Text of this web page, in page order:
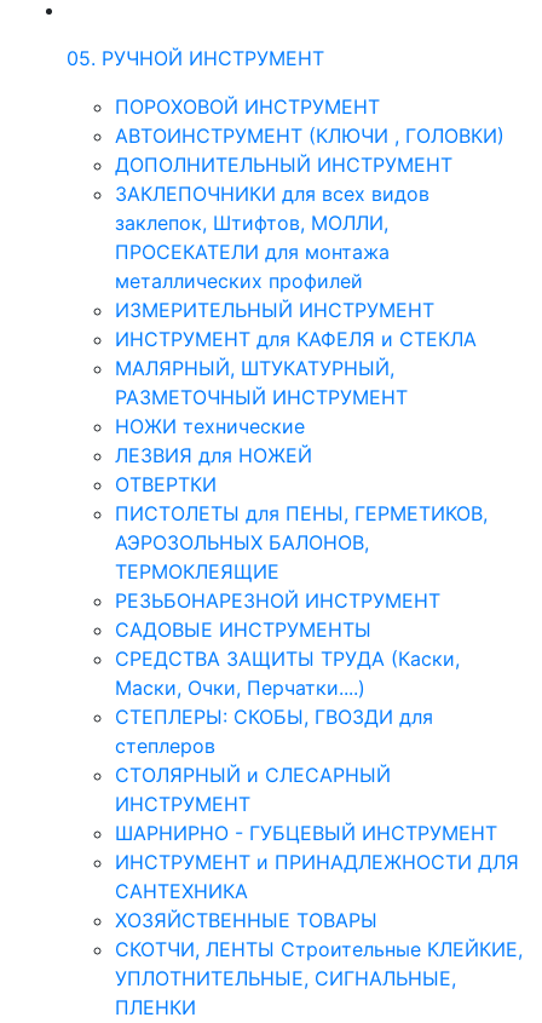
05. РУЧНОЙ ИНСТРУМЕНТ
ПОРОХОВОЙ ИНСТРУМЕНТ
АВТОИНСТРУМЕНТ (КЛЮЧИ , ГОЛОВКИ)
ДОПОЛНИТЕЛЬНЫЙ ИНСТРУМЕНТ
ЗАКЛЕПОЧНИКИ для всех видов
заклепок, Штифтов, МОЛЛИ,
ПРОСЕКАТЕЛИ для монтажа
металлических профилей
ИЗМЕРИТЕЛЬНЫЙ ИНСТРУМЕНТ
ИНСТРУМЕНТ для КАФЕЛЯ и СТЕКЛА
МАЛЯРНЫЙ, ШТУКАТУРНЫЙ,
РАЗМЕТОЧНЫЙ ИНСТРУМЕНТ
НОЖИ технические
ЛЕЗВИЯ для НОЖЕЙ
ОТВЕРТКИ
ПИСТОЛЕТЫ для ПЕНЫ, ГЕРМЕТИКОВ,
АЭРОЗОЛЬНЫХ БАЛОНОВ,
ТЕРМОКЛЕЯЩИЕ
РЕЗЬБОНАРЕЗНОЙ ИНСТРУМЕНТ
САДОВЫЕ ИНСТРУМЕНТЫ
СРЕДСТВА ЗАЩИТЫ ТРУДА (Каски,
Маски, Очки, Перчатки....)
СТЕПЛЕРЫ: СКОБЫ, ГВОЗДИ для
степлеров
СТОЛЯРНЫЙ и СЛЕСАРНЫЙ
ИНСТРУМЕНТ
ШАРНИРНО - ГУБЦЕВЫЙ ИНСТРУМЕНТ
ИНСТРУМЕНТ и ПРИНАДЛЕЖНОСТИ ДЛЯ
САНТЕХНИКА
ХОЗЯЙСТВЕННЫЕ ТОВАРЫ
СКОТЧИ, ЛЕНТЫ Строительные КЛЕЙКИЕ,
УПЛОТНИТЕЛЬНЫЕ, СИГНАЛЬНЫЕ,
ПЛЕНКИ